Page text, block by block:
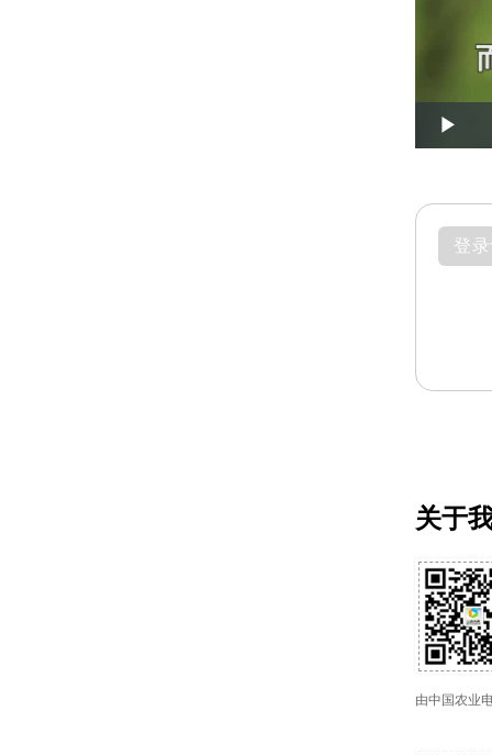
Play
登
关于
由中国农业